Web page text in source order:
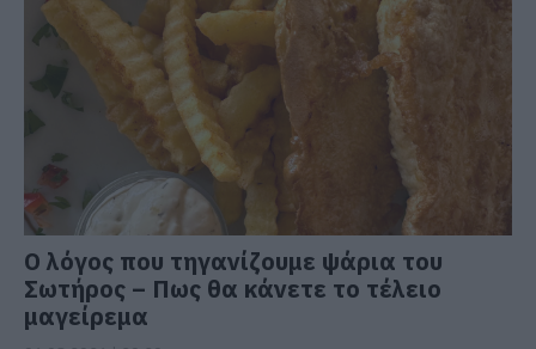
Ο λόγος που τηγανίζουμε ψάρια του
Σωτήρος – Πως θα κάνετε το τέλειο
μαγείρεμα